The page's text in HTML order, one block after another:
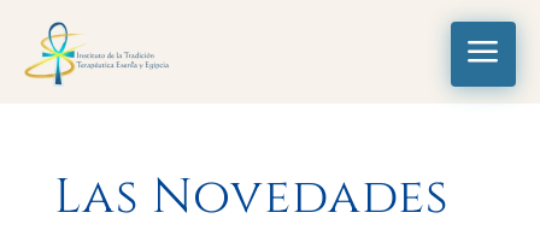
a
Las Novedades